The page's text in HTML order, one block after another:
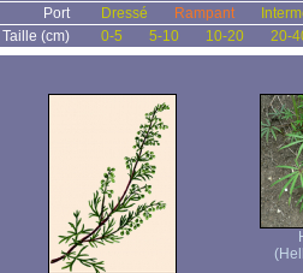
Port
Dressé Rampant
Taille (cm)
0-5 5-10 10-20 20-